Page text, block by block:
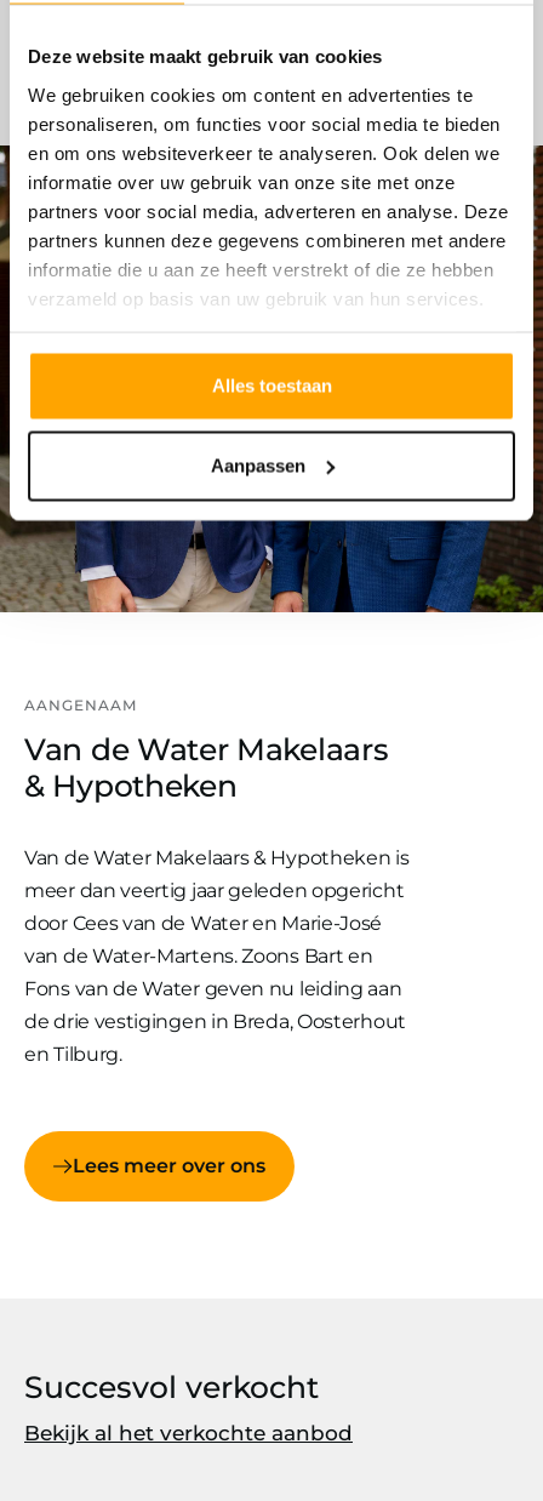
Deze website maakt gebruik van cookies
We gebruiken cookies om content en advertenties te
personaliseren, om functies voor social media te bieden
en om ons websiteverkeer te analyseren. Ook delen we
informatie over uw gebruik van onze site met onze
partners voor social media, adverteren en analyse. Deze
partners kunnen deze gegevens combineren met andere
informatie die u aan ze heeft verstrekt of die ze hebben
verzameld op basis van uw gebruik van hun services.
Alles toestaan
Aanpassen
AANGENAAM
Van de Water Makelaars
& Hypotheken
Van de Water Makelaars & Hypotheken is
meer dan veertig jaar geleden opgericht
door Cees van de Water en Marie-José
van de Water-Martens. Zoons Bart en
Fons van de Water geven nu leiding aan
de drie vestigingen in Breda, Oosterhout
en Tilburg.
Lees meer over ons
Succesvol verkocht
Bekijk al het verkochte aanbod